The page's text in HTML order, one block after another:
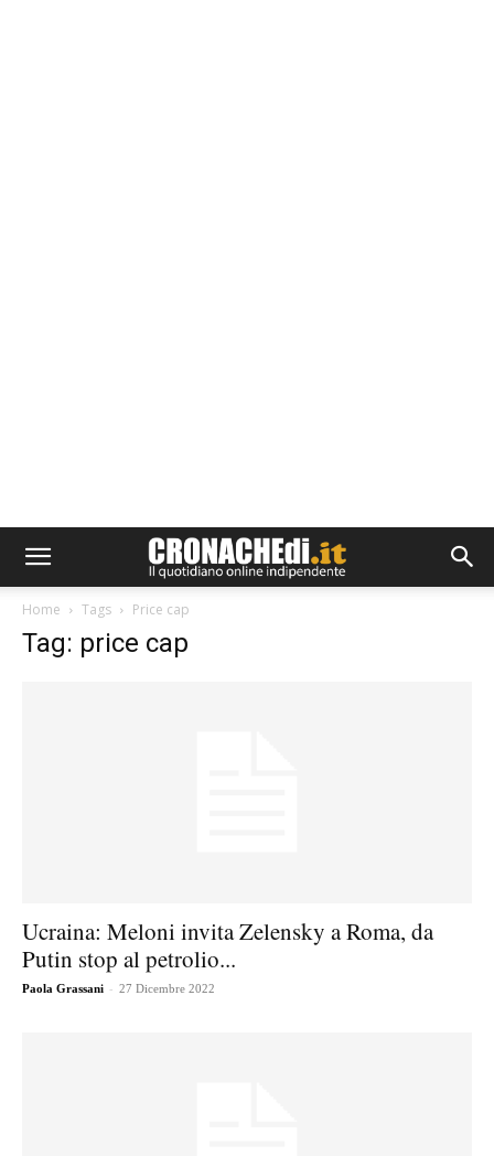
Home Tags Price cap
Tag: price cap
Ucraina: Meloni invita Zelensky a Roma, da
Putin stop al petrolio...
Paola Grassani - 27 Dicembre 2022